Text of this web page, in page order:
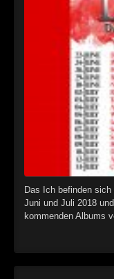
Das Ich befinden sich
Juni und Juli 2018
kommenden Albums